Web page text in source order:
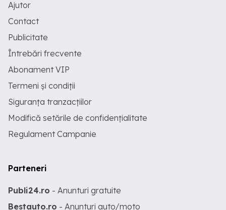
Ajutor
Contact
Publicitate
Întrebări frecvente
Abonament VIP
Termeni și condiții
Siguranța tranzacțiilor
Modifică setările de confidențialitate
Regulament Campanie
Parteneri
Publi24.ro - Anunturi gratuite
Bestauto.ro - Anunturi auto/moto